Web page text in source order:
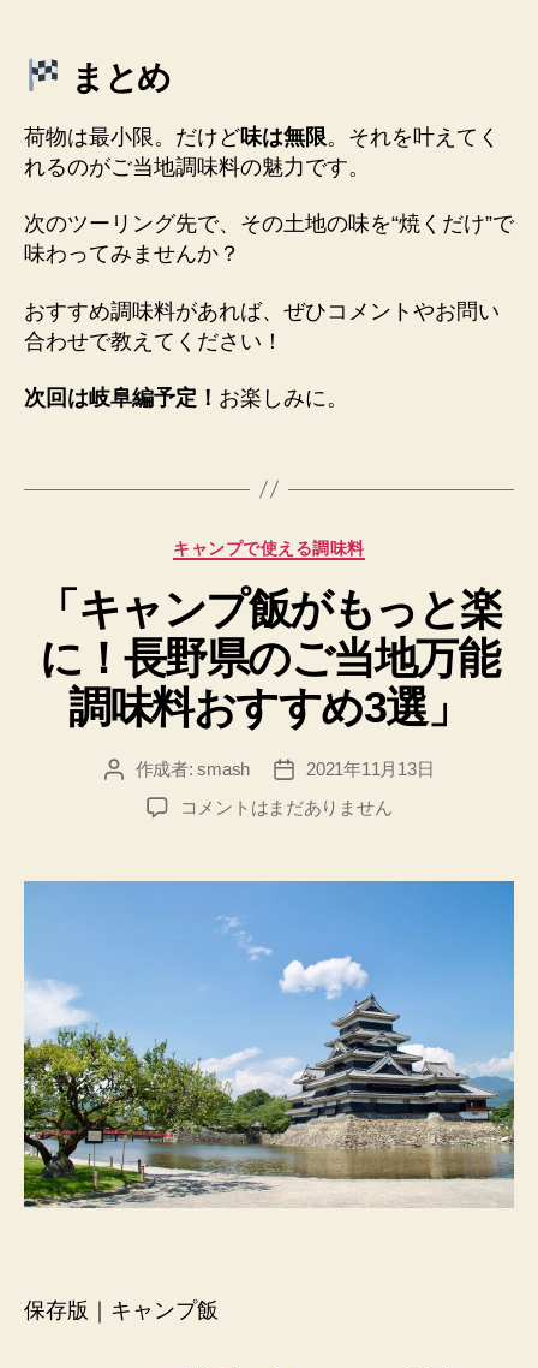
まとめ
荷物は最小限。だけど味は無限。それを叶えてく
れるのがご当地調味料の魅力です。
次のツーリング先で、その土地の味を“焼くだけ”で
味わってみませんか？
おすすめ調味料があれば、ぜひコメントやお問い
合わせで教えてください！
次回は岐阜編予定！ お楽しみに。
カ
ゴ
リ
ー
キャンプで使える調味料
「キャンプ飯がもっと楽
に！長野県のご当地万能
調味料おすすめ3選」
投 作成者:smash
投
稿
日
2021年11月13日
「キ
プ
に！
長
野
県
の
ご
能
コメントはまだありません
保存版｜キャンプ飯